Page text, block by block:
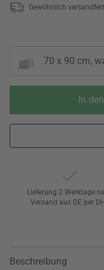
Gewöhnlich
70 x 90 cm,
In
Lieferung 2 Werktage
Versand aus DE per
Beschreibung